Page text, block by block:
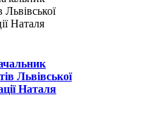
Львівської
Наталя